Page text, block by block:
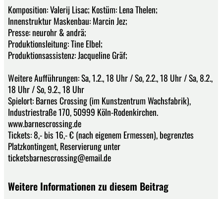
Komposition: Valerij Lisac; Kostüm: Lena Thelen;
Innenstruktur Maskenbau: Marcin Jez;
Presse: neurohr & andrä;
Produktionsleitung: Tine Elbel;
Produktionsassistenz: Jacqueline Gräf;
Weitere Aufführungen: Sa, 1.2., 18 Uhr / So, 2.2., 18 Uhr / Sa, 8.2.,
18 Uhr / So, 9.2., 18 Uhr
Spielort: Barnes Crossing (im Kunstzentrum Wachsfabrik),
Industriestraße 170, 50999 Köln-Rodenkirchen.
www.barnescrossing.de
Tickets: 8,- bis 16,- € (nach eigenem Ermessen), begrenztes
Platzkontingent, Reservierung unter
ticketsbarnescrossing@email.de
Weitere Informationen zu diesem Beitrag